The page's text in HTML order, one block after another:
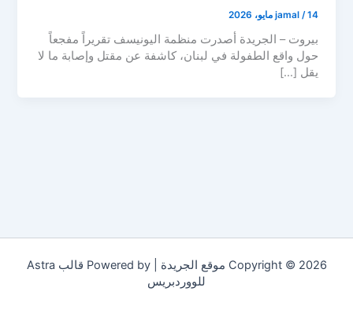
jamal /14 مايو، 2026
بيروت – الجريدة أصدرت منظمة اليونيسف تقريراً مفجعاً
حول واقع الطفولة في لبنان، كاشفة عن مقتل وإصابة ما لا
يقل […]
Copyright © 2026 موقع الجريدة | Powered by
قالب Astra
للووردبريس